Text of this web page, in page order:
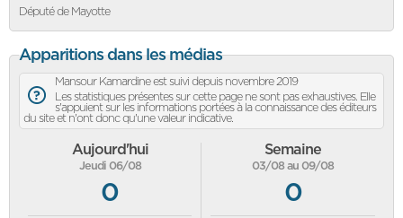
Député de Mayotte
Apparitions dans les médias
Mansour Kamardine est suivi depuis novembre 2019
Les statistiques présentes sur cette page ne sont pas exhaustives. Elle
s'appuient sur les informations portées à la connaissance des éditeurs
du site et n'ont donc qu'une valeur indicative.
Aujourd'hui
Jeudi 06/08
0
Semaine
03/08 au 09/08
0